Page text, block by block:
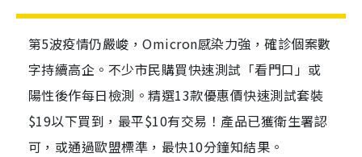
第5波疫情仍嚴峻，Omicron感染力強，確診個案數
字持續高企。不少市民購買快速測試「看門口」或
陽性後作每日檢測。精選13款優惠價快速測試套裝
$19以下買到，最平$10有交易！產品已獲衛生署認
可，或通過歐盟標準，最快10分鐘知結果。